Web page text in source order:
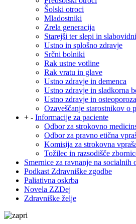
Šolski otroci
Mladostniki
Zrela generacija
Starejši ter slepi in slabovidni
Ustno in splošno zdravje
Srčni bolniki
Rak ustne votline
Rak vratu in glave
Ustno zdravje in demenca
Ustno zdravje in sladkorna
Ustno zdravje in osteoporoza
Ozaveščanje starostnikov o
+ - Informacije za paciente
Odbor za strokovno
Odbor za pravno etična
Komisija za strokovna
Tožilec in razsodišče
Smernice za ravnanje na socialnih
Podkast Zdravniške zgodbe
Paliativna oskrba
Novela ZZDej
Zdravniške želje